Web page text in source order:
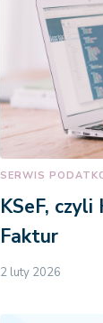
SERWIS
KSeF,
Faktur
2 luty 2026